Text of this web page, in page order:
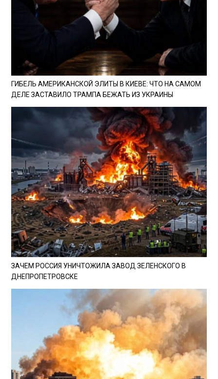
ГИБЕЛЬ АМЕРИКАНСКОЙ ЭЛИТЫ В КИЕВЕ: ЧТО НА САМОМ
ДЕЛЕ ЗАСТАВИЛО ТРАМПА БЕЖАТЬ ИЗ УКРАИНЫ
ЗАЧЕМ РОССИЯ УНИЧТОЖИЛА ЗАВОД ЗЕЛЕНСКОГО В
ДНЕПРОПЕТРОВСКЕ